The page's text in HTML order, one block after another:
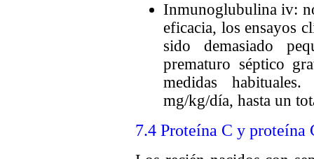
Inmunoglubulina iv:
eficacia, los ensayos
sido demasiado
prematuro séptico
medidas
mg/kg/día, hasta un
7.4 Proteína C y proteína